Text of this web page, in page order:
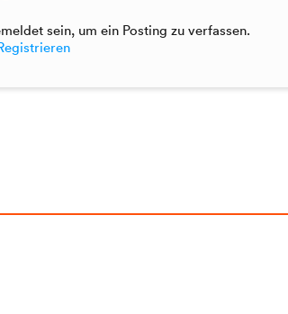
sein, um ein Posting zu verfassen.